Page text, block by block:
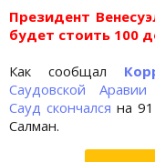
Президент
будет стоить 100
Как сообщал
Саудовской
Сауд скончался на
Салман.